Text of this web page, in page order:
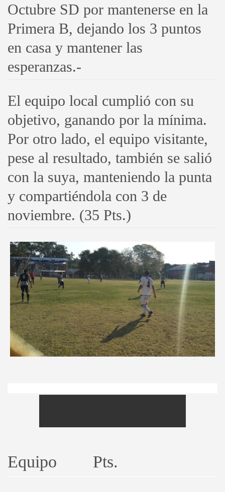
Octubre SD por mantenerse en la
Primera B, dejando los 3 puntos
en casa y mantener las
esperanzas.-
El equipo local cumplió con su
objetivo, ganando por la mínima.
Por otro lado, el equipo visitante,
pese al resultado, también se salió
con la suya, manteniendo la punta
y compartiéndola con 3 de
noviembre. (35 Pts.)
Equipo Pts.